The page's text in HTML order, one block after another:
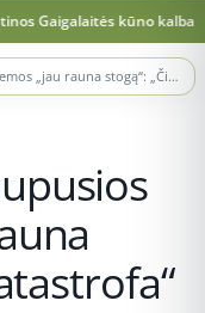
kūno kalba teismo
Medikams susikaupusios problemos „jau rauna stogą“: „Čia yra katastrofa“